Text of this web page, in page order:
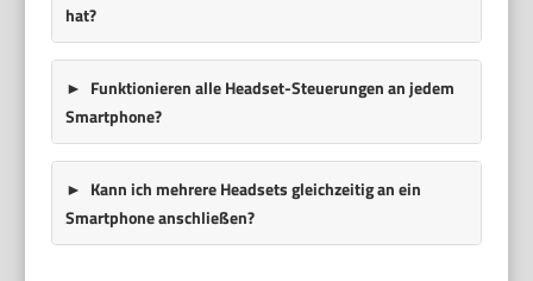
hat?
Funktionieren alle Headset-Steuerungen an jedem
Smartphone?
Kann ich mehrere Headsets gleichzeitig an ein
Smartphone anschließen?